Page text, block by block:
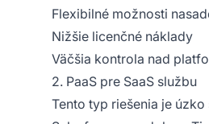
Flexibilné možnosti
Nižšie licenčné náklady
Väčšia kontrola nad
2. PaaS pre SaaS službu
Tento typ riešenia je